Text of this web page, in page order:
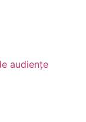
audiențe